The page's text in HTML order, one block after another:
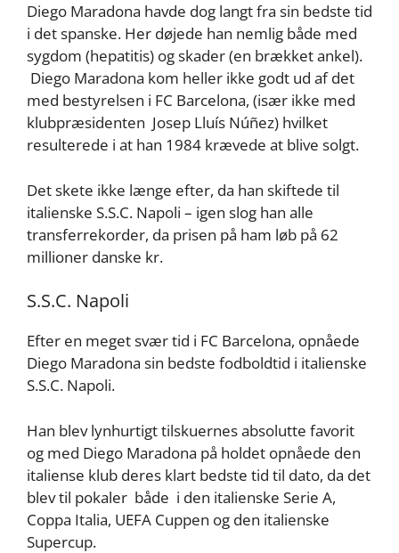
Diego Maradona havde dog langt fra sin bedste tid
i det spanske. Her døjede han nemlig både med
sygdom (hepatitis) og skader (en brækket ankel).
Diego Maradona kom heller ikke godt ud af det
med bestyrelsen i FC Barcelona, (især ikke med
klubpræsidenten Josep Lluís Núñez) hvilket
resulterede i at han 1984 krævede at blive solgt.
Det skete ikke længe efter, da han skiftede til
italienske S.S.C. Napoli – igen slog han alle
transferrekorder, da prisen på ham løb på 62
millioner danske kr.
S.S.C. Napoli
Efter en meget svær tid i FC Barcelona, opnåede
Diego Maradona sin bedste fodboldtid i italienske
S.S.C. Napoli.
Han blev lynhurtigt tilskuernes absolutte favorit
og med Diego Maradona på holdet opnåede den
italiense klub deres klart bedste tid til dato, da det
blev til pokaler både i den italienske Serie A,
Coppa Italia, UEFA Cuppen og den italienske
Supercup.